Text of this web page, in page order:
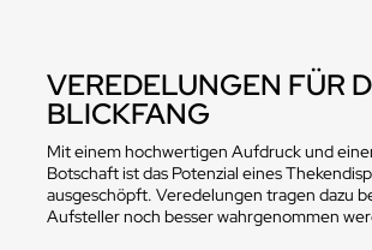
VEREDELUNGEN FÜR
BLICKFANG
Mit einem hochwertigen Aufdruck und
Botschaft ist das Potenzial eines
ausgeschöpft. Veredelungen tragen dazu
Aufsteller noch besser wahrgenommen